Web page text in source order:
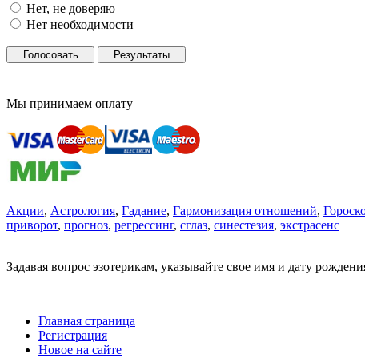
Нет, не доверяю
Нет необходимости
Голосовать Результаты
Мы принимаем оплату
Акции, Астрология, Гадание, Гармонизация отношений,
приворот, прогноз, регрессинг, сглаз, синестезия, экстрасенс
Задавая вопрос эзотерикам, указывайте свое имя и дату
Главная страница
Регистрация
Новое на сайте